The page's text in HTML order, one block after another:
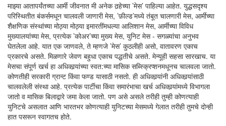
माझ्या आतापर्यंतच्या आर्मी जीवनात मी अनेक तर्‍हेच्या ’मेस’ पाहिल्या आहेत. युद्धसदृश्य
परिस्थितीत बंकर्समधून चालवली जाणारी मेस, ’फ़ील्ड’मध्ये तंबूत चालणारी मेस, आर्मीच्या
शैक्षणिक संस्थांच्या मोठ्या मोठ्या इमारतींमधल्या आलिशान मेस, आर्मीच्या विविध
मुख्यालयांच्या मेस, प्रत्येक ’कोअर’च्या मुख्य मेस, युनिट मेस - सगळ्यांचा अनुभव
घेतलेला आहे. यात एक जाणवले, ते म्हणजे ’मेस’ कुठलीही असो, वातावरण एकाच
प्रकारचे असते. मिळणारे जेवण बहुधा एकाच पद्धतीचे असते. मेन्यूही सहसा सारखाच. या
मेसचा संपूर्ण खर्च हा अधिकार्‍यांच्या स्वत:च्या मासिक सब्स्क्रिप्शनमधूनच चालवला जातो.
कोणतीही सरकारी ग्रान्ट किंवा फण्ड यासाठी नसतो. ही अधिकार्‍यांनी अधिकार्‍यांसाठी
चालवलेली संस्था आहे. प्रत्येक पार्टीचा किंवा समारंभाचा खर्च अधिकार्‍यांमध्ये विभागला
जातो व मासिक बिलाद्वारे जमा केला जातो. पण असे असले तरीही तुम्ही कोणत्याही
युनिटचे असलात आणि भारतभर कोणत्याही युनिटच्या मेसमध्ये गेलात तरीही तुमचे दोन्ही
हात पसरून स्वागतच होते.